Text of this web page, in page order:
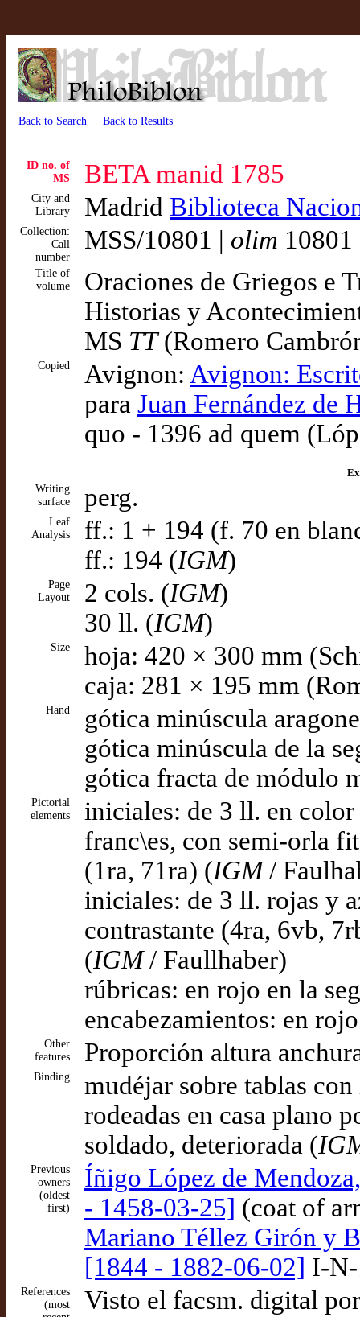
Back to Search Back to Results
ID no. of
MS
BETA manid 1785
City and
Library
Madrid Biblioteca
Collection:
Call
number
MSS/10801 | olim
Title of
volume
Oraciones de Griegos e
Historias y
MS TT(Romero
Copied Avignon: Avignon:
para Juan Fernández de
quo - 1396 ad quem
Writing
surface
perg.
Leaf
Analysis
ff.: 1 + 194 (f. 70 en
ff.: 194 (IGM)
Page
Layout
2 cols. (IGM)
30 ll. (IGM)
Size
hoja: 420 × 300 mm
caja: 281 × 195 mm
Hand
gótica minúscula
gótica minúscula de la
gótica fracta de módulo
Pictorial
elements
iniciales: de 3 ll. en
franc\es, con semi-orla
(1ra, 71ra) (IGM/
iniciales: de 3 ll. rojas y
contrastante (4ra, 6vb,
(IGM/ Faullhaber)
rúbricas: en rojo en la
encabezamientos: en
Other
features
Proporción altura
Binding
mudéjar sobre tablas
rodeadas en casa plano
soldado, deteriorada (
Previous
owners
(oldest
first)
Íñigo López de
- 1458-03-25] (coat of
Mariano Téllez Girón y
[1844 - 1882-06-02] I-
References
(most
Visto el facsm. digital